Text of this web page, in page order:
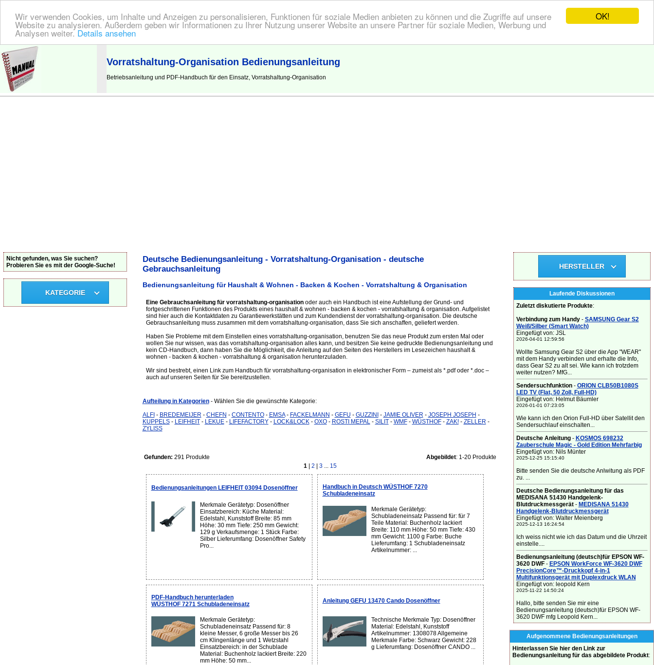
OK!
Wir verwenden Cookies, um Inhalte und Anzeigen zu personalisieren, Funktionen für soziale Medien anbieten zu können und die Zugriffe auf unsere
Website zu analysieren. Außerdem geben wir Informationen zu Ihrer Nutzung unserer Website an unsere Partner für soziale Medien, Werbung und
Analysen weiter. Details ansehen
BEDIENUNGSANLEITUNG | Hier finden Sie die deutsche Anleitung!
Vorratshaltung-Organisation Bedienungsanleitung
Betriebsanleitung und PDF-Handbuch für den Einsatz, Vorratshaltung-Organisation
Deutsche Bedienungsanleitung - Vorratshaltung-Organisation - deutsche
Gebrauchsanleitung
Bedienungsanleitung für Haushalt & Wohnen - Backen & Kochen - Vorratshaltung & Organisation
Eine Gebrauchsanleitung für vorratshaltung-organisationoder auch ein Handbuch ist eine Aufstellung der Grund- und
fortgeschrittenen Funktionen des Produkts eines haushalt & wohnen - backen & kochen - vorratshaltung & organisation. Aufgelistet
sind hier auch die Kontaktdaten zu Garantiewerkstätten und zum Kundendienst der vorratshaltung-organisation. Die deutsche
Gebrauchsanleitung muss zusammen mit dem vorratshaltung-organisation, dass Sie sich anschaffen, geliefert werden.
Haben Sie Probleme mit dem Einstellen eines vorratshaltung-organisation, benutzen Sie das neue Produkt zum ersten Mal oder
wollen Sie nur wissen, was das vorratshaltung-organisation alles kann, und besitzen Sie keine gedruckte Bedienungsanleitung und
kein CD-Handbuch, dann haben Sie die Möglichkeit, die Anleitung auf den Seiten des Herstellers im Lesezeichen haushalt &
wohnen - backen & kochen - vorratshaltung & organisation herunterzuladen.
Wir sind bestrebt, einen Link zum Handbuch für vorratshaltung-organisation in elektronischer Form – zumeist als *.pdf oder *.doc –
auch auf unseren Seiten für Sie bereitzustellen.
Aufteilung in Kategorien - Wählen Sie die gewünschte Kategorie:
ALFI - BREDEMEIJER - CHEFN - CONTENTO- EMSA- FACKELMANN - GEFU - GUZZINI - JAMIE OLIVER - JOSEPH JOSEPH -
KUPPELS- LEIFHEIT- LEKUE- LIFEFACTORY- LOCK&LOCK- OXO- ROSTI MEPAL- SILIT- WMF- WÜSTHOF- ZAK!- ZELLER -
ZYLISS
Gefunden: 291 Produkte Abgebildet: 1-20 Produkte
1
2 3... 15
Bedienungsanleitungen LEIFHEIT 03094 Dosenöffner
Merkmale Gerätetyp: Dosenöffner
Einsatzbereich: Küche Material:
Edelstahl, Kunststoff Breite: 85 mm
Höhe: 30 mm Tiefe: 250 mm Gewicht:
129 g Verkaufsmenge: 1 Stück Farbe:
Silber Lieferumfang: Dosenöffner Safety
Pro...
Handbuch in Deutsch WÜSTHOF 7270
Schubladeneinsatz
Merkmale Gerätetyp:
Schubladeneinsatz Passend für: für 7
Teile Material: Buchenholz lackiert
Breite: 110 mm Höhe: 50 mm Tiefe: 430
mm Gewicht: 1100 g Farbe: Buche
Lieferumfang: 1 Schubladeneinsatz
Artikelnummer: ...
PDF-Handbuch herunterladen
WÜSTHOF 7271 Schubladeneinsatz
Merkmale Gerätetyp:
Schubladeneinsatz Passend für: 8
kleine Messer, 6 große Messer bis 26
cm Klingenlänge und 1 Wetzstahl
Einsatzbereich: in der Schublade
Material: Buchenholz lackiert Breite: 220
mm Höhe: 50 mm...
Anleitung GEFU 13470 Cando Dosenöffner
Technische Merkmale Typ: Dosenöffner
Material: Edelstahl, Kunststoff
Artikelnummer: 1308078 Allgemeine
Merkmale Farbe: Schwarz Gewicht: 228
g Lieferumfang: Dosenöffner CANDO ...
Nicht gefunden, was Sie suchen?
Probieren Sie es mit der Google-Suche!
KATEGORIE
HERSTELLER
Laufende Diskussionen
Zuletzt diskutierte Produkte:
Verbindung zum Handy- SAMSUNG Gear S2
Weiß/Silber (Smart Watch)
Eingefügt von: JSL
2026-04-01 12:59:56
Wollte Samsung Gear S2 über die App "WEAR"
mit dem Handy verbinden und erhalte die Info,
dass Gear S2 zu alt sei. Wie kann ich trotzdem
weiter nutzen? MfG...
Sendersuchfunktion- ORION CLB50B1080S
LED TV (Flat, 50 Zoll, Full-HD)
Eingefügt von: Helmut Bäumler
2026-01-01 07:23:05
Wie kann ich den Orion Full-HD über Satellit den
Sendersuchlauf einschalten...
Deutsche Anleitung- KOSMOS 698232
Zauberschule Magic - Gold Edition Mehrfarbig
Eingefügt von: Nils Münter
2025-12-25 15:15:40
Bitte senden Sie die deutsche Anlwitung als PDF
zu. ...
Deutsche Bedienungsanleitung für das
MEDISANA 51430 Handgelenk-
Blutdruckmessgerät- MEDISANA 51430
Handgelenk-Blutdruckmessgerät
Eingefügt von: Walter Meienberg
2025-12-13 16:24:54
Ich weiss nicht wie ich das Datum und die Uhrzeit
einstelle....
Bedienungsanleitung (deutsch)für EPSON WF-
3620 DWF- EPSON WorkForce WF-3620 DWF
PrecisionCore™-Druckkopf 4-in-1
Multifunktionsgerät mit Duplexdruck WLAN
Eingefügt von: leopold Kern
2025-11-22 14:50:24
Hallo, bitte senden Sie mir eine
Bedienungsanleitung (deutsch)für EPSON WF-
3620 DWF mfg Leopold Kern...
Aufgenommene Bedienungsanleitungen
Hinterlassen Sie hier den Link zur
Bedienungsanleitung für das abgebildete Produkt: